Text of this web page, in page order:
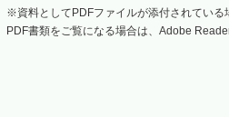
※資料としてPDFファイルが添付されている
PDF書類をご覧になる場合は、Adobe